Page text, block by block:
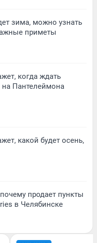
зима, можно узнать
приметы
когда ждать
Пантелеймона
какой будет осень,
продает пункты
в Челябинске